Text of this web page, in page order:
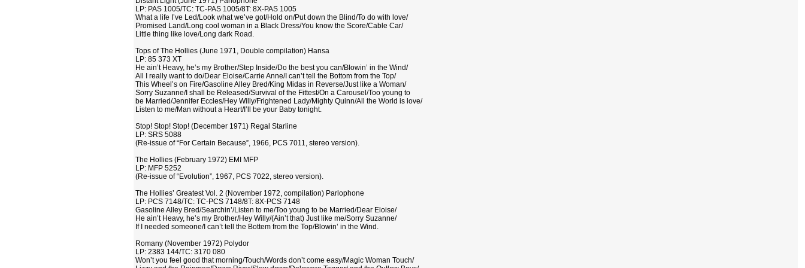
LP: PAS 1005/TC: TC-PAS 1005/8T: 8X-PAS 1005
What a life I’ve Led/Look what we’ve got/Hold on/Put down the Blind/To do with love/
Promised Land/Long cool woman in a Black Dress/You know the Score/Cable Car/
Little thing like love/Long dark Road.
Tops of The Hollies (June 1971, Double compilation) Hansa
LP: 85 373 XT
He ain’t Heavy, he’s my Brother/Step Inside/Do the best you can/Blowin’ in the Wind/
All I really want to do/Dear Eloise/Carrie Anne/I can’t tell the Bottom from the Top/
This Wheel’s on Fire/Gasoline Alley Bred/King Midas in Reverse/Just like a Woman/
Sorry Suzanne/I shall be Released/Survival of the Fittest/On a Carousel/Too young to
be Married/Jennifer Eccles/Hey Willy/Frightened Lady/Mighty Quinn/All the World is love/
Listen to me/Man without a Heart/I’ll be your Baby tonight.
Stop! Stop! Stop! (December 1971) Regal Starline
LP: SRS 5088
(Re-issue of “For Certain Because”, 1966, PCS 7011, stereo version).
The Hollies (February 1972) EMI MFP
LP: MFP 5252
(Re-issue of “Evolution”, 1967, PCS 7022, stereo version).
The Hollies’ Greatest Vol. 2 (November 1972, compilation) Parlophone
LP: PCS 7148/TC: TC-PCS 7148/8T: 8X-PCS 7148
Gasoline Alley Bred/Searchin’/Listen to me/Too young to be Married/Dear Eloise/
He ain’t Heavy, he’s my Brother/Hey Willy/(Ain’t that) Just like me/Sorry Suzanne/
If I needed someone/I can’t tell the Bottem from the Top/Blowin’ in the Wind.
Romany (November 1972) Polydor
LP: 2383 144/TC: 3170 080
Won’t you feel good that morning/Touch/Words don’t come easy/Magic Woman Touch/